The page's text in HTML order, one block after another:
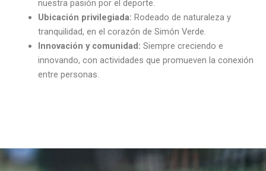
nuestra pasión por el deporte.
Ubicación privilegiada: Rodeado de naturaleza y
tranquilidad, en el corazón de Simón Verde.
Innovación y comunidad: Siempre creciendo e
innovando, con actividades que promueven la conexión
entre personas.